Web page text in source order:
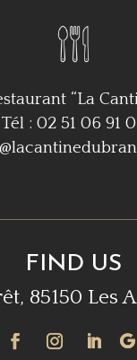
“La
Tél : 02 51 06 91
FIND US
85150 Les